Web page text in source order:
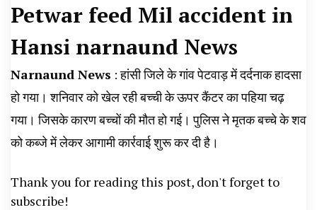
Haryana Police Fir, Haryana Portet Update
News, Student Portest News, Kisan Protest
News, AHN News, Abtak Haryana News,
Petwar feed Mil accident in
Hansi narnaund News
Narnaund News : हांसी जिले के गांव पेटवाड़ में दर्दनाक हादसा
हो गया। शनिवार को खेल रही बच्ची के ऊपर कैंटर का पहिया चढ़
गया। जिसके कारण बच्चों की मौत हो गई। पुलिस ने मृतक बच्चे के शव
को कब्जे में लेकर आगामी कार्रवाई शुरू कर दी है।
Thank you for reading this post, don't forget to
subscribe!